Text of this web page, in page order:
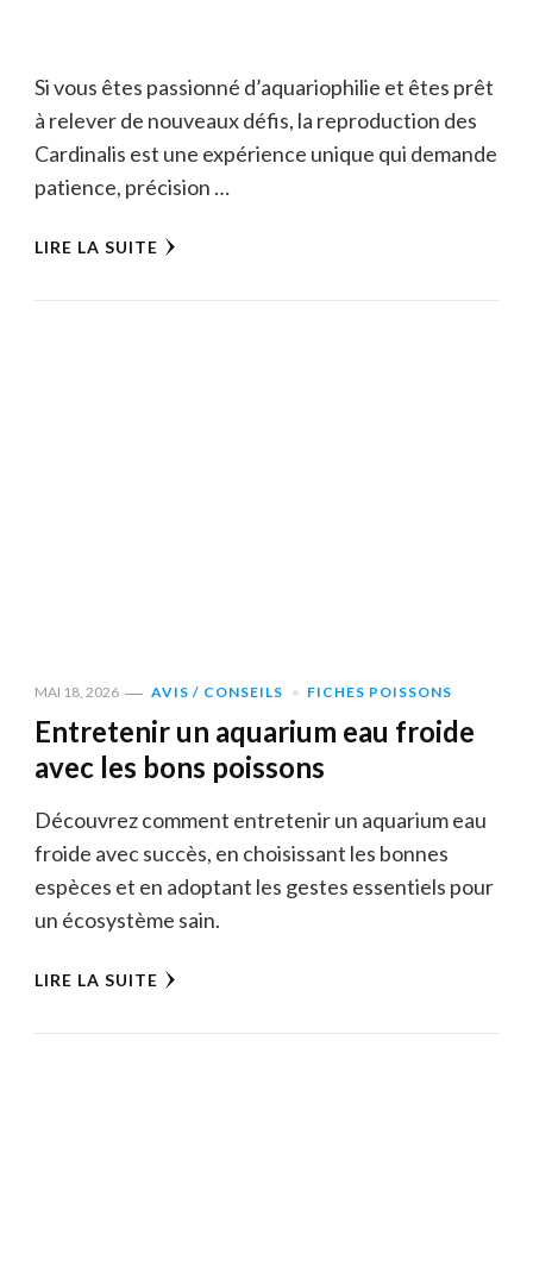
Si vous êtes passionné d’aquariophilie et êtes prêt
à relever de nouveaux défis, la reproduction des
Cardinalis est une expérience unique qui demande
patience, précision …
LIRE LA SUITE
MAI 18, 2026 AVIS / CONSEILS FICHES POISSONS
Entretenir un aquarium eau froide
avec les bons poissons
Découvrez comment entretenir un aquarium eau
froide avec succès, en choisissant les bonnes
espèces et en adoptant les gestes essentiels pour
un écosystème sain.
LIRE LA SUITE